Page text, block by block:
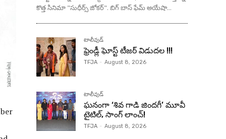
కొత్త సినిమా "సుధీర్స్ జోకర్". బిగ్ బాస్ ఫేమ్ అయేషా...
టాలీవుడ్
ఫ్రెండ్లీ ఘోస్ట్ టీజర్ విడుదల !!!
TFJA - August 8, 2026
టాలీవుడ్
ఘనంగా ‘శివ గాడి జింద‌గీ’ మూవీ
టైటిల్, సాంగ్ లాంచ్!
TFJA - August 8, 2026